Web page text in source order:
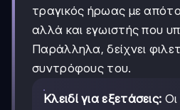
τραγικός ήρωας με
αλλά και εγωιστής που
Παράλληλα, δείχνει
συντρόφους του.
Κλειδί για εξετάσεις: Οι